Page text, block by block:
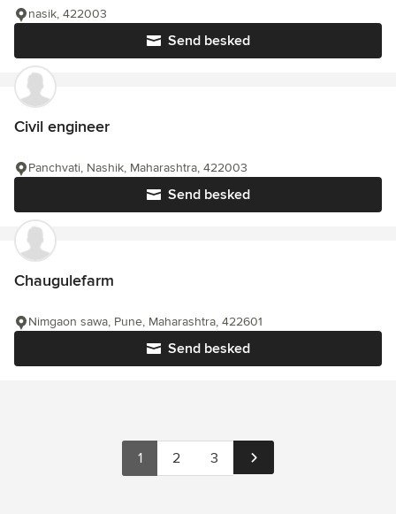
Send besked
nasik, 422003
Civil engineer
Send besked
Panchvati, Nashik, Maharashtra, 422003
Chaugulefarm
Send besked
Nimgaon sawa, Pune, Maharashtra, 422601
1 2 3